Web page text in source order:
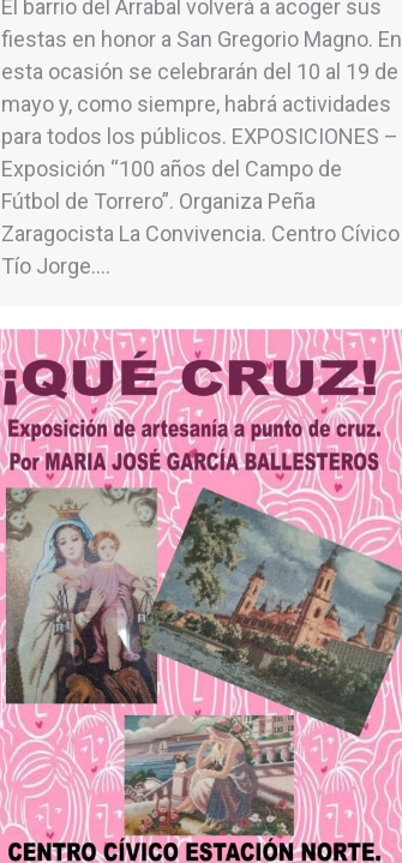
El barrio del Arrabal volverá a acoger sus
fiestas en honor a San Gregorio Magno. En
esta ocasión se celebrarán del 10 al 19 de
mayo y, como siempre, habrá actividades
para todos los públicos. EXPOSICIONES –
Exposición “100 años del Campo de
Fútbol de Torrero”. Organiza Peña
Zaragocista La Convivencia. Centro Cívico
Tío Jorge.…